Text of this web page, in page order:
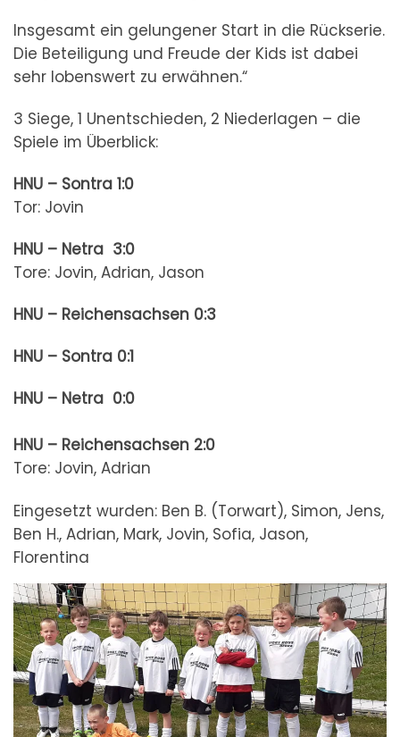
Insgesamt ein gelungener Start in die Rückserie.
Die Beteiligung und Freude der Kids ist dabei
sehr lobenswert zu erwähnen.“
3 Siege, 1 Unentschieden, 2 Niederlagen – die
Spiele im Überblick:
HNU – Sontra 1:0
Tor: Jovin
HNU – Netra 3:0
Tore: Jovin, Adrian, Jason
HNU – Reichensachsen 0:3
HNU – Sontra 0:1
HNU – Netra 0:0
HNU – Reichensachsen 2:0
Tore: Jovin, Adrian
Eingesetzt wurden: Ben B. (Torwart), Simon, Jens,
Ben H., Adrian, Mark, Jovin, Sofia, Jason,
Florentina